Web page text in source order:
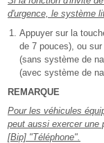
d'urgence, le système
Appuyer sur la
de 7 pouces), ou
(sans système de
(avec système de
REMARQUE
Pour les véhicules
peut aussi exercer une
[Bip] "Téléphone".